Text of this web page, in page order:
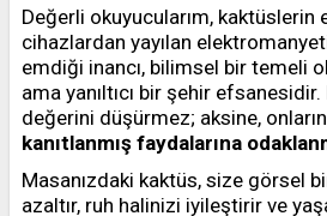
Değerli okuyucularım, kaktüslerin
cihazlardan yayılan
emdiği inancı, bilimsel bir temeli
ama yanıltıcı bir şehir
değerini düşürmez; aksine, onların
kanıtlanmış faydalarına
Masanızdaki kaktüs, size görsel
azaltır, ruh halinizi iyileştirir ve